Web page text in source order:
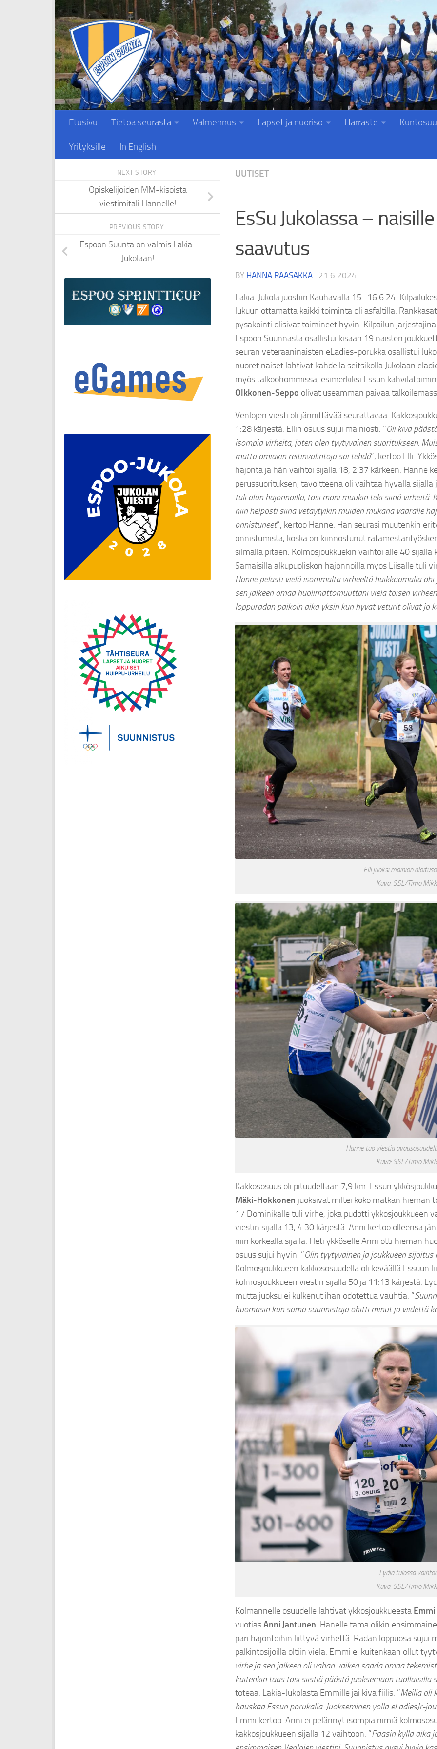
Skip to content
Etusivu Tietoa seurasta Valmennus Lapset ja nuoriso Harraste
Yrityksille In English
UUTISET
EsSu Jukolassa –
saavutus
BY HANNA RAASAKKA · 21.6.2024
Lakia-Jukola juostiin Kauhavalla 15.-16.6.24.
lukuun ottamatta kaikki toiminta oli asfaltilla.
pysäköinti olisivat toimineet hyvin. Kilpailun
Espoon Suunnasta osallistui kisaan 19 naisten
seuran veteraaninaisten eLadies-porukka osallistui
nuoret naiset lähtivät kahdella seitsikolla Jukolaan
myös talkoohommissa, esimerkiksi Essun
Olkkonen-Seppo olivat useamman päivää
Venlojen viesti oli jännittävää seurattavaa.
1:28 kärjestä. Ellin osuus sujui mainiosti. ”Oli kiva
isompia virheitä, joten olen tyytyväinen suoritukseen.
mutta omiakin reitinvalintoja sai tehdä”, kertoo Elli.
hajonta ja hän vaihtoi sijalla 18, 2:37 kärkeen. Hanne
perussuorituksen, tavoitteena oli vaihtaa hyvällä sijalla
tuli alun hajonnoilla, tosi moni muukin teki siinä virheitä.
niin helposti siinä vetäytyikin muiden mukana väärälle
onnistuneet”, kertoo Hanne. Hän seurasi muutenkin
onnistumista, koska on kiinnostunut
silmällä pitäen. Kolmosjoukkuekin vaihtoi alle 40 sijalla
Samaisilla alkupuoliskon hajonnoilla myös Liisalle tuli
Hanne pelasti vielä isommalta virheeltä huikkaamalla
sen jälkeen omaa huolimattomuuttani vielä toisen
loppuradan paikoin aika yksin kun hyvät veturit olivat jo
Elli juoksi mainion
Kuva: SSL/Timo
Hanne tuo viestiä
Kuva: SSL/Timo
Kakkososuus oli pituudeltaan 7,9 km. Essun
Mäki-Hokkonen juoksivat miltei koko matkan hieman
17 Dominikalle tuli virhe, joka pudotti ykkösjoukkueen
viestin sijalla 13, 4:30 kärjestä. Anni kertoo olleensa
niin korkealla sijalla. Heti ykköselle Anni otti hieman
osuus sujui hyvin. ”Olin tyytyväinen ja joukkueen sijoitus
Kolmosjoukkueen kakkososuudella oli keväällä Essuun
kolmosjoukkueen viestin sijalla 50 ja 11:13 kärjestä.
mutta juoksu ei kulkenut ihan odotettua vauhtia. ”
huomasin kun sama suunnistaja ohitti minut jo viidettä
Lydia tulossa
Kuva: SSL/Timo
Kolmannelle osuudelle lähtivät ykkösjoukkueesta
vuotiasAnni Jantunen. Hänelle tämä olikin
pari hajontoihin liittyvä virhettä. Radan loppuosa sujui
palkintosijoilla oltiin vielä. Emmi ei kuitenkaan ollut
virhe ja sen jälkeen oli vähän vaikea saada omaa
kuitenkin taas tosi siistiä päästä juoksemaan tuollaisilla
toteaa. Lakia-Jukolasta Emmille jäi kiva fiilis. ”Meillä oli
hauskaa Essun porukalla. Juokseminen yöllä eLadiesJr-
Emmi kertoo. Anni ei pelännyt isompia nimiä
kakkosjoukkueen sijalla 12 vaihtoon. ”Pääsin kyllä aika
NEXT STORY
Opiskelijoiden MM-kisoista
viestimitali Hannelle!
PREVIOUS STORY
Espoon Suunta on valmis Lakia-
Jukolaan!